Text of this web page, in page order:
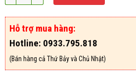
Hỗ trợ mua hàng:
Hotline: 0933.795.818
(Bán hàng cả Thứ Bảy và Chủ Nhật)